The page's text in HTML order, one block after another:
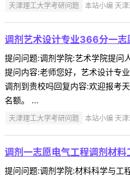
天津理工大学考研问题 本站小编 天
调剂艺术设计专业366分一志
提问问题:调剂学院:艺术学院提
提问内容:老师您好，艺术设计专
调剂到贵校吗回复内容:欢迎报考
名额。 ...
天津理工大学考研问题 本站小编 天
调剂一志愿电气工程调剂材料
提问问题:调剂学院:材料科学与